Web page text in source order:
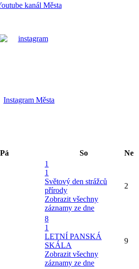
kanál Města
Instagram Města
Pá So Ne
1
1
Světový den strážců
přírody
Zobrazit všechny
záznamy ze dne
2
8
1
LETNÍ PANSKÁ
SKÁLA
Zobrazit všechny
záznamy ze dne
9